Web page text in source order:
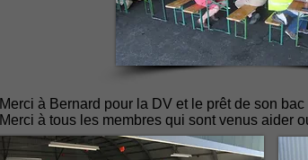
Merci à Bernard pour la DV et le prêt de son
Merci à tous les membres qui sont venus aider